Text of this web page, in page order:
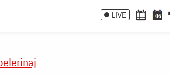
LIVE 06